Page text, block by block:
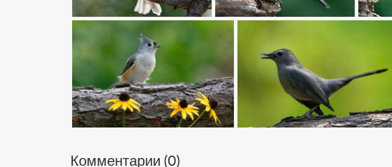
Комментарии (0)